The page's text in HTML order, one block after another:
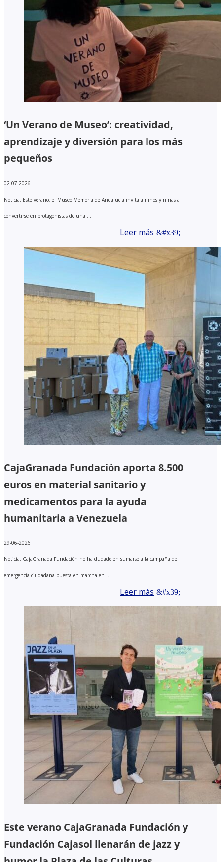
‘Un Verano de Museo’: creatividad,
aprendizaje y diversión para los más
pequeños
02-07-2026
Noticia. Este verano, el Museo Memoria de Andalucía invita a niños y niñas a
convertirse en protagonistas de una ...
Leer más
CajaGranada Fundación aporta 8.500
euros en material sanitario y
medicamentos para la ayuda
humanitaria a Venezuela
29-06-2026
Noticia. CajaGranada Fundación no ha dudado en sumarse a la campaña de
emergencia ciudadana puesta en marcha en ...
Leer más
Este verano CajaGranada Fundación y
Fundación Cajasol llenarán de jazz y